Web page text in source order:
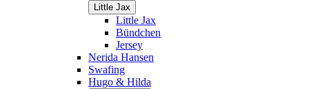
Little Jax
Little Jax
Bündchen
Jersey
Nerida Hansen
Swafing
Hugo & Hilda